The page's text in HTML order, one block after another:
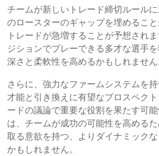
チームが新しいトレード締切ルール
のロースターのギャップを埋めるこ
トレードが急増することが予想され
ジションでプレーできる多才な選手を
深さと柔軟性を高めるかもしれません
さらに、強力なファームシステムを
才能と引き換えに有望なプロスペク
ードの議論で重要な役割を果たす可
は、チームが成功の可能性を高める
取る意欲を持つ、よりダイナミック
かもしれません。